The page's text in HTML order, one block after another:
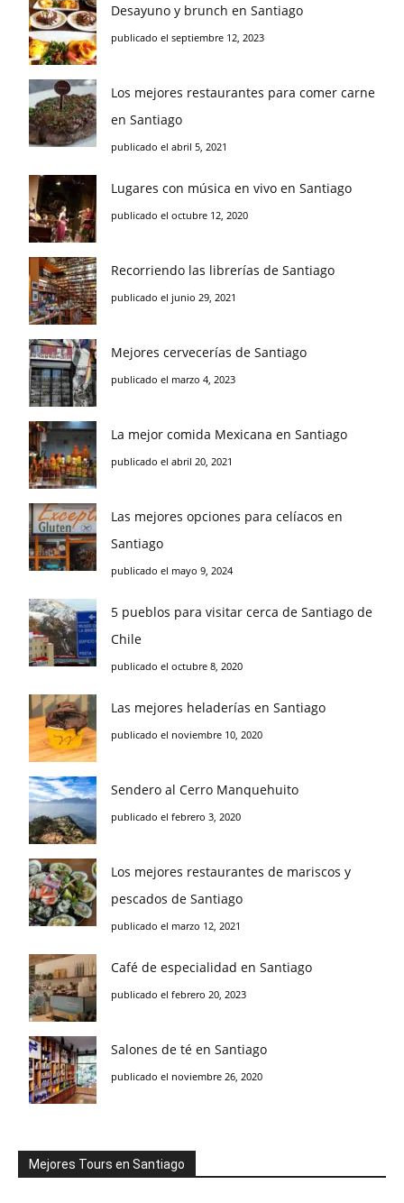
Desayuno y brunch en Santiago
publicado el septiembre 12, 2023
Los mejores restaurantes para comer carne
en Santiago
publicado el abril 5, 2021
Lugares con música en vivo en Santiago
publicado el octubre 12, 2020
Recorriendo las librerías de Santiago
publicado el junio 29, 2021
Mejores cervecerías de Santiago
publicado el marzo 4, 2023
La mejor comida Mexicana en Santiago
publicado el abril 20, 2021
Las mejores opciones para celíacos en
Santiago
publicado el mayo 9, 2024
5 pueblos para visitar cerca de Santiago de
Chile
publicado el octubre 8, 2020
Las mejores heladerías en Santiago
publicado el noviembre 10, 2020
Sendero al Cerro Manquehuito
publicado el febrero 3, 2020
Los mejores restaurantes de mariscos y
pescados de Santiago
publicado el marzo 12, 2021
Café de especialidad en Santiago
publicado el febrero 20, 2023
Salones de té en Santiago
publicado el noviembre 26, 2020
Mejores Tours en Santiago